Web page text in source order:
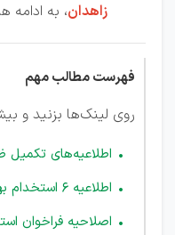
زاهدان، به
فهرست مطالب مهم
روی لینک‌ها بزنید و
اطلاعیه‌های تکمیل
اطلاعیه 6 استخدام بهورز
اصلاحیه فراخوان